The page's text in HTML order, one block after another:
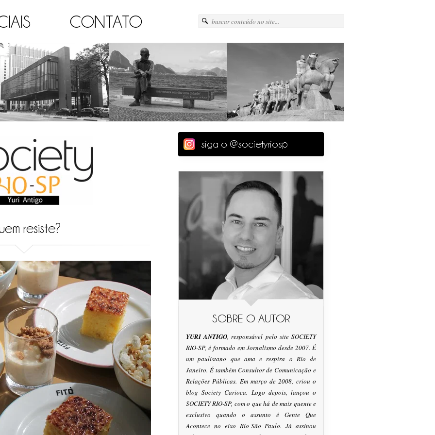
CONTATO
resiste?
siga o @societyriosp
SOBRE O AUTOR
YURI ANTIGO, responsável pelo site SOCIETY
RIO-SP, é formado em Jornalismo desde 2007. É
um paulistano que ama e respira o Rio de
Janeiro. É também Consultor de Comunicação e
Relações Públicas. Em março de 2008, criou o
blog Society Carioca. Logo depois, lançou o
SOCIETY RIO-SP, com o que há de mais quente e
exclusivo quando o assunto é Gente Que
Acontece no eixo Rio-São Paulo. Já assinou